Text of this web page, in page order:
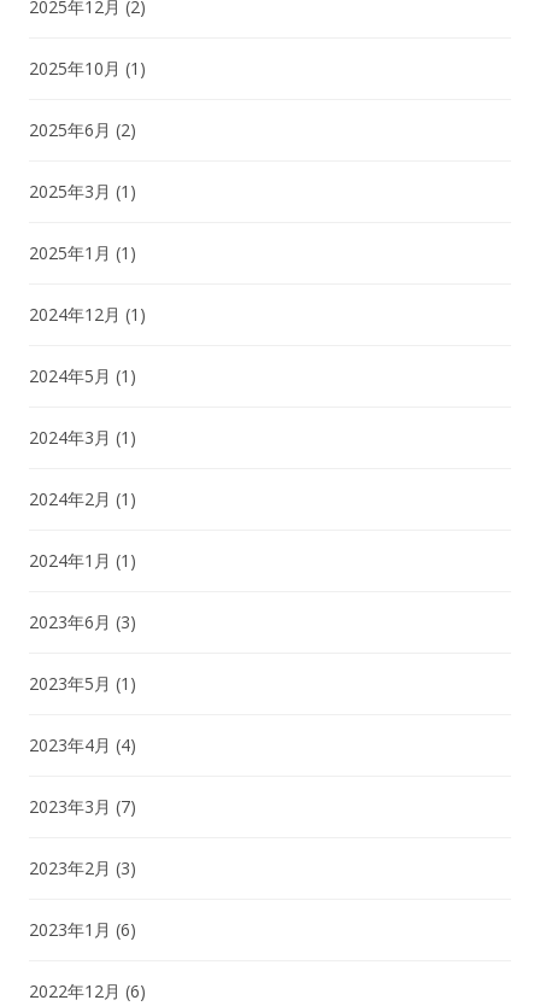
2025年12月 (2)
2025年10月 (1)
2025年6月 (2)
2025年3月 (1)
2025年1月 (1)
2024年12月 (1)
2024年5月 (1)
2024年3月 (1)
2024年2月 (1)
2024年1月 (1)
2023年6月 (3)
2023年5月 (1)
2023年4月 (4)
2023年3月 (7)
2023年2月 (3)
2023年1月 (6)
2022年12月 (6)